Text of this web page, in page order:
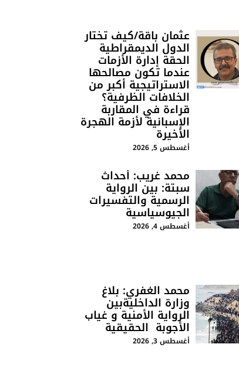
عثمان باقة/كيف تختار
الدول الديمقراطية
الحقة إدارة الأزمات
عندما تكون مصالحها
الاستراتيجية أكبر من
الخلافات الظرفية؟
قراءة في المقاربة
الإسبانية لأزمة الهجرة
الأخيرة
أغسطس 5, 2026
محمد غريب: أحداث
سبتة: بين الرواية
الرسمية والتفسيرات
الجيوسياسية
أغسطس 4, 2026
محمد الغفري: بلاغ
وزارة الداخليةبين
الرواية الأمنية و غياب
الأجوبة الحقيقية
أغسطس 3, 2026